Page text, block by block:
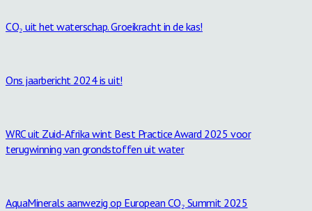
CO₂ uit het waterschap. Groeikracht in de kas!
Ons jaarbericht 2024 is uit!
WRC uit Zuid-Afrika wint Best Practice Award 2025 voor
terugwinning van grondstoffen uit water
AquaMinerals aanwezig op European CO₂ Summit 2025